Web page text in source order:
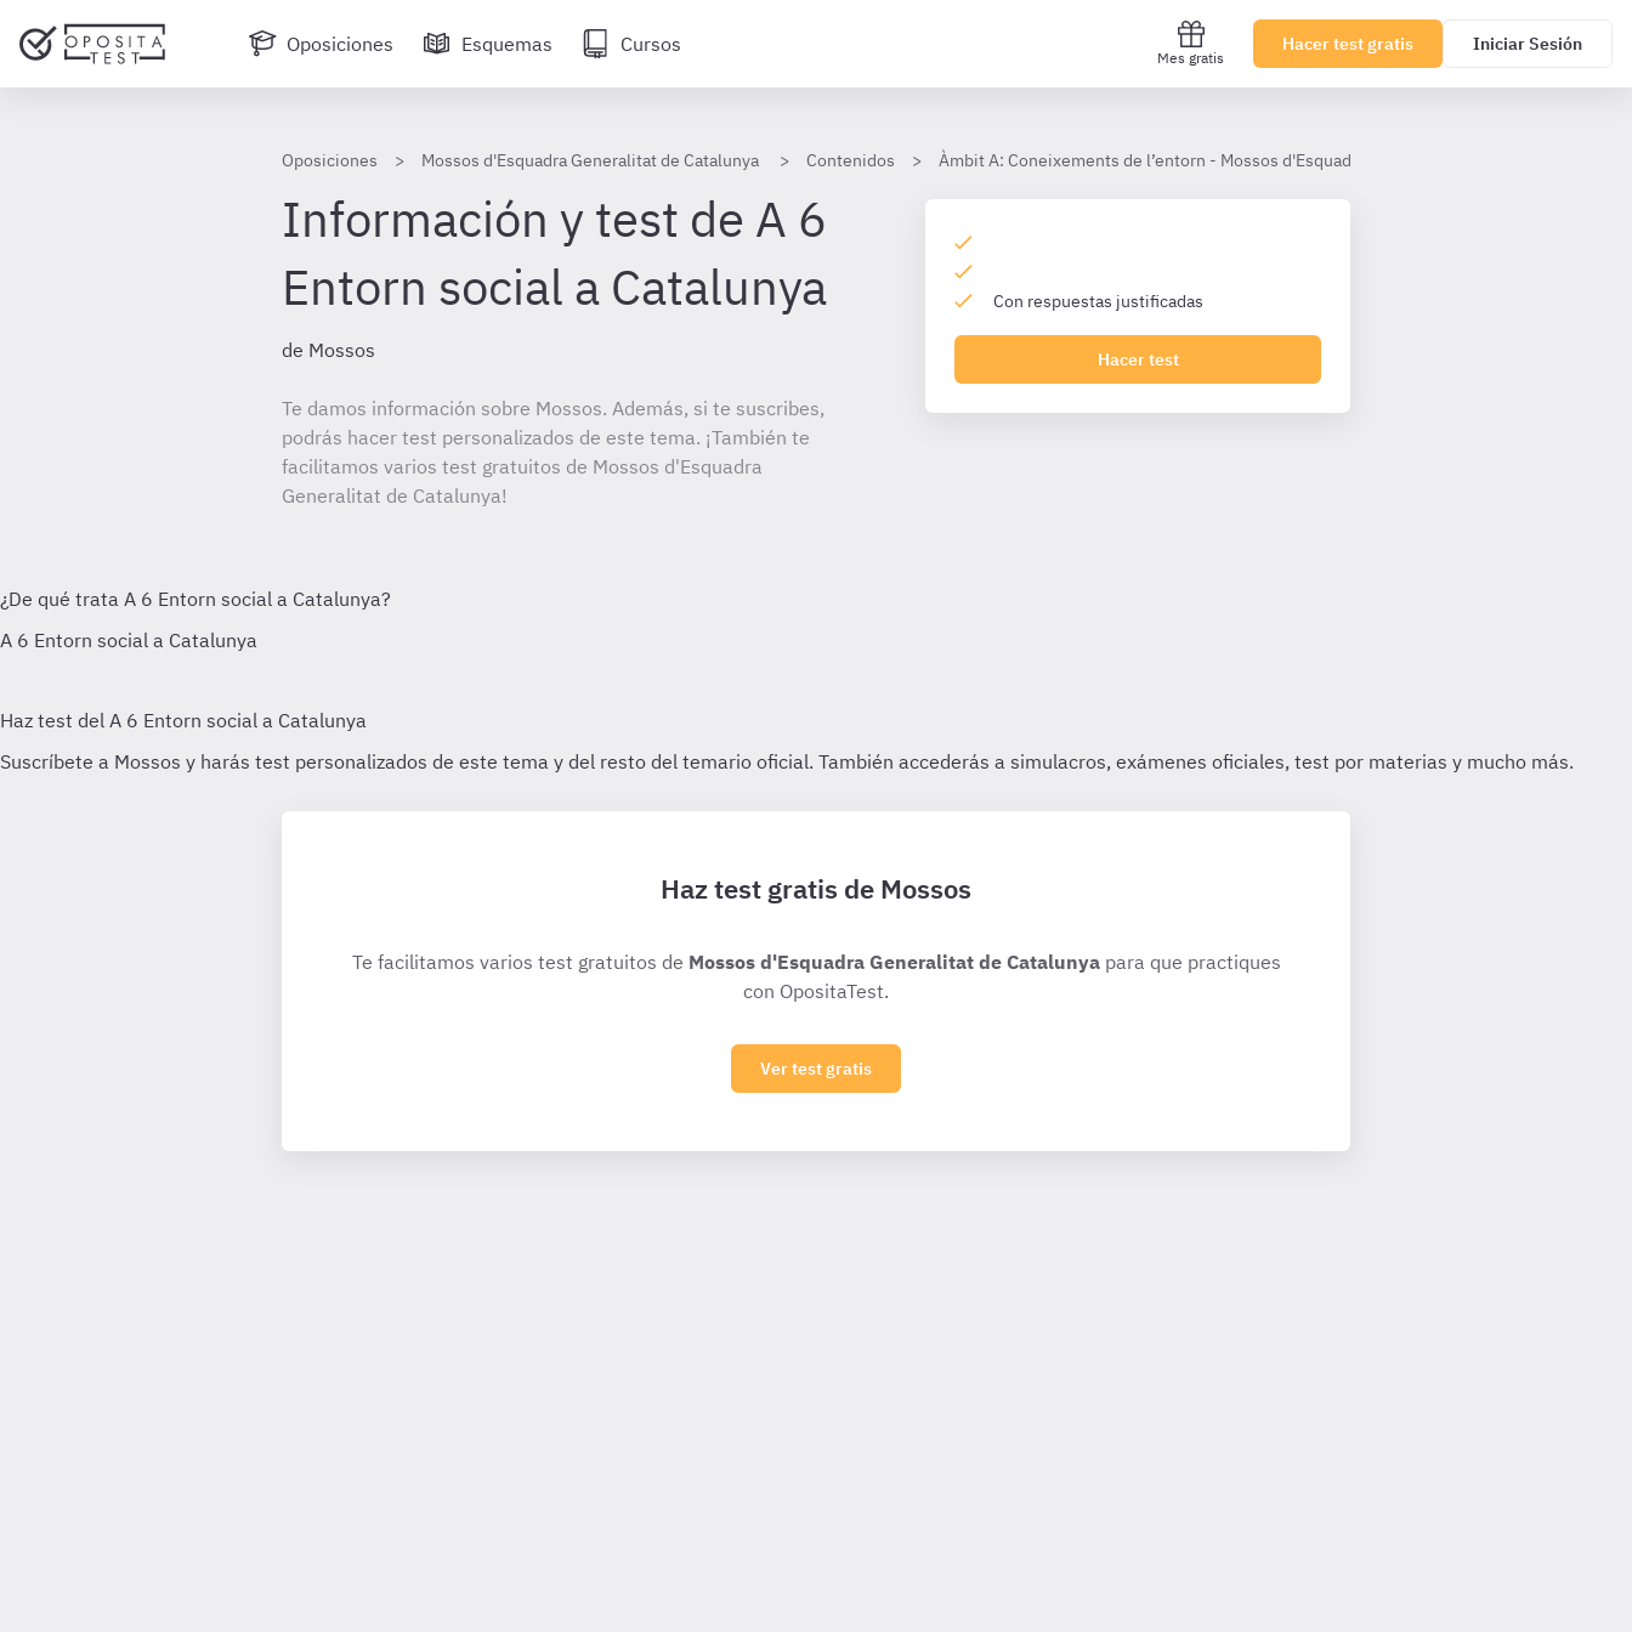
Oposiciones Esquemas Cursos
Mes gratis
Hacer test gratis Iniciar Sesión
Oposiciones Mossos d'Esquadra Generalitat de Catalunya Contenidos Àmbit A: Coneixements de l’entorn - Mossos d'Esquadra
Información y test de A 6
Entorn social a Catalunya
de Mossos
Te damos información sobre Mossos. Además, si te suscribes,
podrás hacer test personalizados de este tema. ¡También te
facilitamos varios test gratuitos de Mossos d'Esquadra
Generalitat de Catalunya!
Con respuestas justificadas
Hacer test
Haz test gratis de Mossos
Te facilitamos varios test gratuitos de Mossos d'Esquadra Generalitat de Catalunyapara que practiques
con OpositaTest.
Ver test gratis